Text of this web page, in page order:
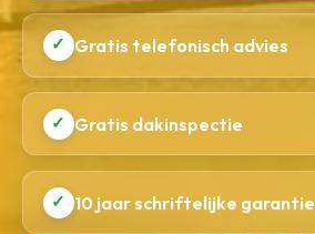
✓ Gratis telefonisch advies
✓ Gratis dakinspectie
✓ 10 jaar schriftelijke garantie